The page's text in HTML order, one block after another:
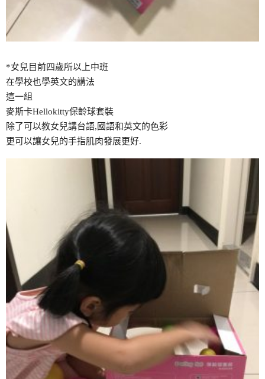
*女兒目前四歲所以上中班
在學校也學英文的講法
這一組
麥斯卡Hellokitty保齡球套裝
除了可以教女兒講台語,國語和英文的色彩
更可以讓女兒的手指肌肉發展更好.